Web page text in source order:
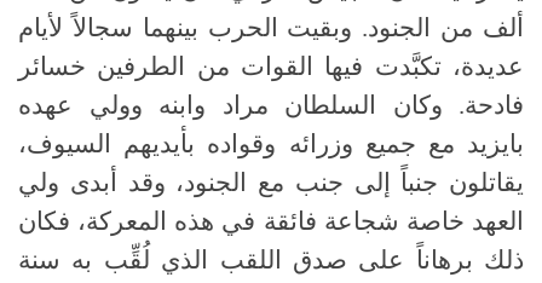
ألف من الجنود. وبقيت الحرب بينهما سجالاً لأيام
عديدة، تكبَّدت فيها القوات من الطرفين خسائر
فادحة. وكان السلطان مراد وابنه وولي عهده
بايزيد مع جميع وزرائه وقواده بأيديهم السيوف،
يقاتلون جنباً إلى جنب مع الجنود، وقد أبدى ولي
العهد خاصة شجاعة فائقة في هذه المعركة، فكان
ذلك برهاناً على صدق اللقب الذي لُقِّب به سنة